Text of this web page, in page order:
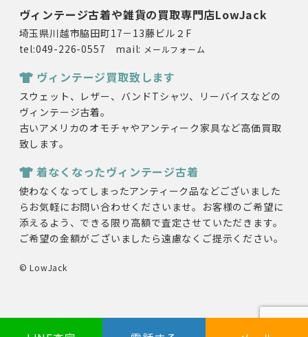
ヴィンテージ古着や雑貨の買取専門店LowJack
埼玉県川越市脇田町17－13藤ビル２F
tel:049-226-0557 mail: メールフォーム
ヴィンテージ買取致します
スウェット、レザー、バンドTシャツ、リーバイスなどの
ヴィンテージ古着。
古いアメリカのオモチャやアンティーク家具など高価買取
致します。
着なくなったヴィンテージ古着
使わなくなってしまったアンティーク品などございました
らお気軽にお問い合わせくださいませ。お客様のご希望に
添えるよう、できる限り高額で査定させていただきます。
ご希望の金額がございましたら遠慮なくご提示ください。
© LowJack